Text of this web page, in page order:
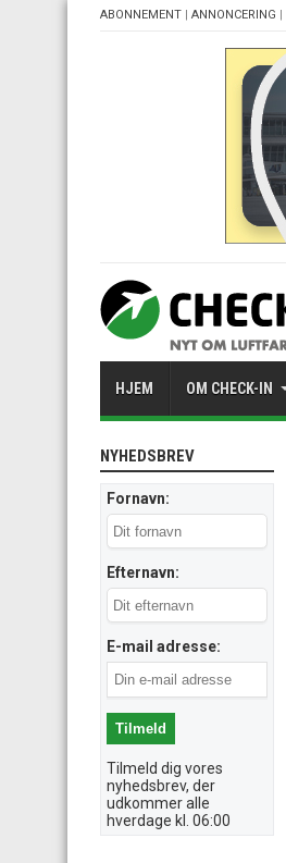
ABONNEMENT | ANNONCERING |
HJEM OM CHECK-IN
NYHEDSBREV
Fornavn:
Efternavn:
E-mail adresse:
Tilmeld dig vores
nyhedsbrev, der
udkommer alle
hverdage kl. 06:00